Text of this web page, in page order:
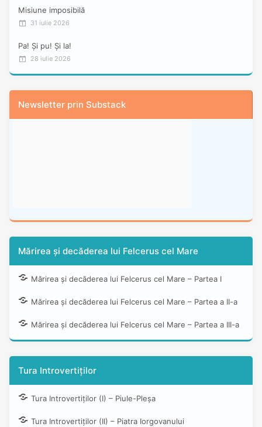
Misiune imposibilă
31 iulie 2026
Pa! Și pu! Și la!
28 iulie 2026
Newsletter prin Substack
Mărirea și decăderea lui Felcerus cel Mare
Mărirea și decăderea lui Felcerus cel Mare – Partea I
Mărirea și decăderea lui Felcerus cel Mare – Partea a II-a
Mărirea și decăderea lui Felcerus cel Mare – Partea a III-a
Tura Introvertiților
Tura Introvertiților (I) – Piule-Pleșa
Tura Introvertiților (II) – Piatra Iorgovanului